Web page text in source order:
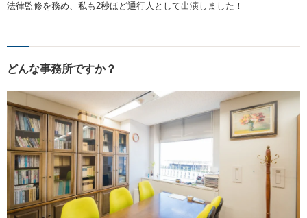
法律監修を務め、私も2秒ほど通行人として出演しました！
どんな事務所ですか？